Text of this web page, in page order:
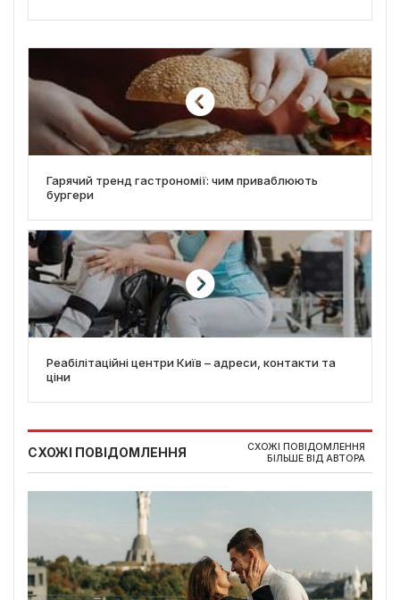
Гарячий тренд гастрономії: чим приваблюють
бургери
Реабілітаційні центри Київ – адреси, контакти та
ціни
СХОЖІ ПОВІДОМЛЕННЯ
СХОЖІ ПОВІДОМЛЕННЯ
БІЛЬШЕ ВІД АВТОРА